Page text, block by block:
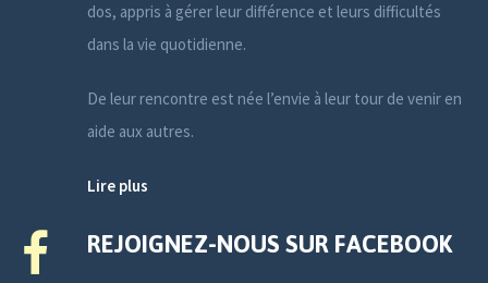
dos, appris à gérer leur différence et leurs difficultés
dans la vie quotidienne.
De leur rencontre est née l’envie à leur tour de venir en
aide aux autres.
Lire plus
REJOIGNEZ-NOUS SUR FACEBOOK